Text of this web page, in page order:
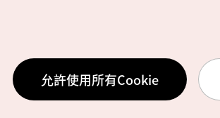
置資訊服務使用條款
人位置資訊處理方針
允許使用所有Cookie